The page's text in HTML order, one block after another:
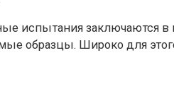
испытания заключаются
образцы. Широко для